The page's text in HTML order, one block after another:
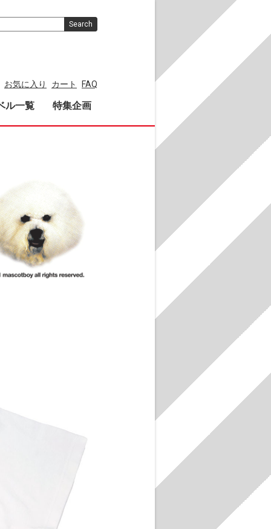
お気に入り カート FAQ
ル一覧 特集企画
Search